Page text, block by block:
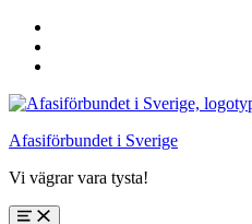
sidfoten
Afasiförbundet i Sverige
Vi vägrar vara tysta!